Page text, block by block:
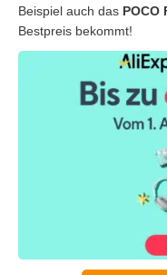
Beispiel auch das POCO
Bestpreis bekommt!